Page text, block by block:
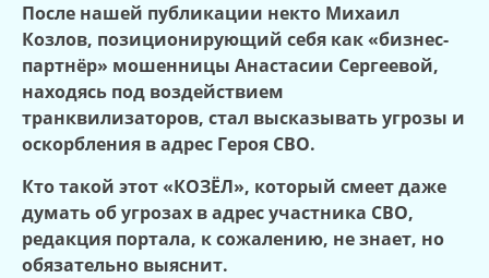
После нашей публикации некто Михаил
Козлов, позиционирующий себя как «бизнес-
партнёр» мошенницы Анастасии Сергеевой,
находясь под воздействием
транквилизаторов, стал высказывать угрозы и
оскорбления в адрес Героя СВО.
Кто такой этот «КОЗЁЛ», который смеет даже
думать об угрозах в адрес участника СВО,
редакция портала, к сожалению, не знает, но
обязательно выяснит.